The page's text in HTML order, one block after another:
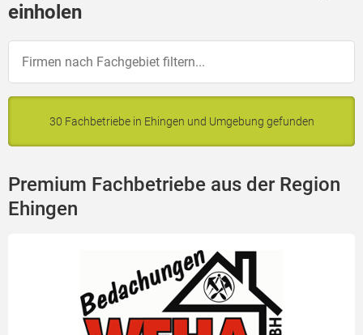
einholen
30 Fachbetriebe in Ehingen und Umgebung gefunden
Premium Fachbetriebe aus der Region
Ehingen